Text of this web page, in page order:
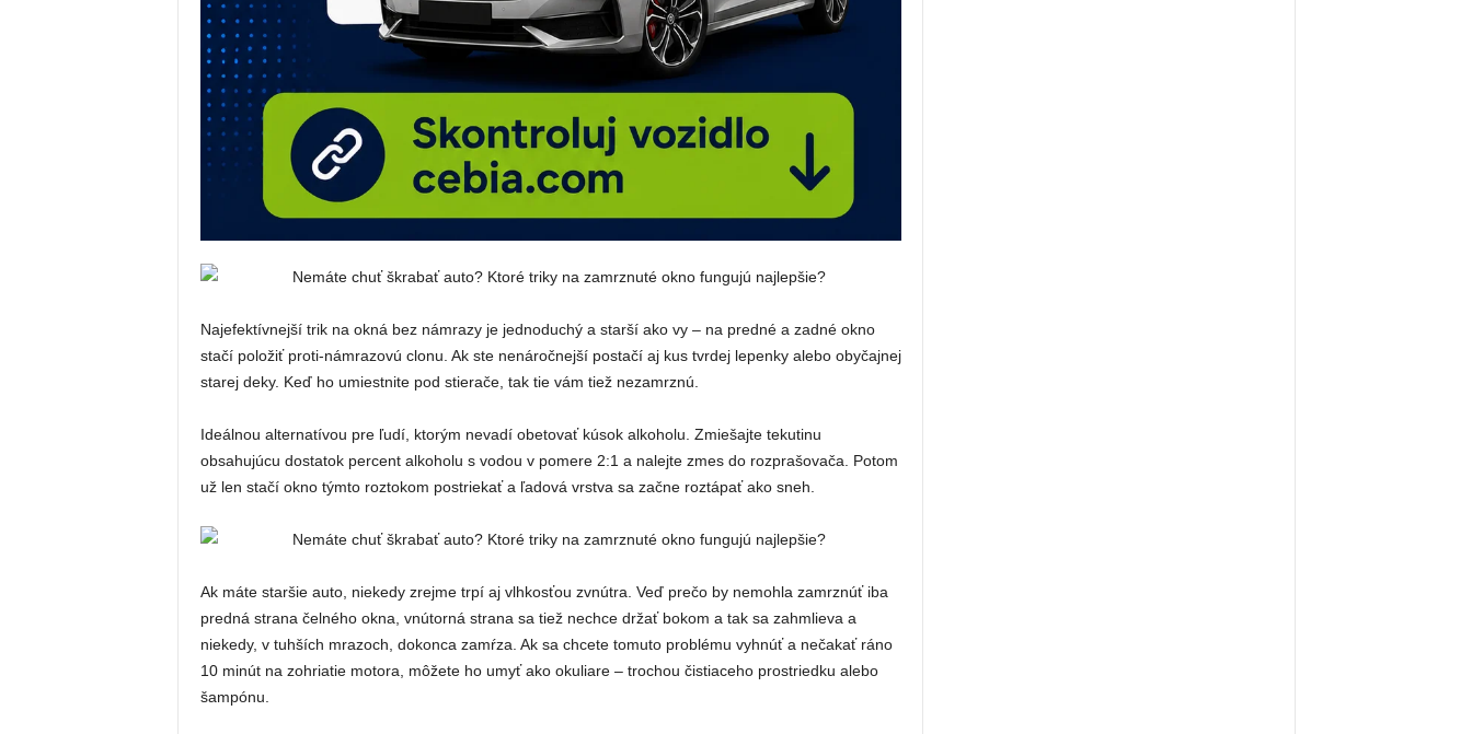
Najefektívnejší trik na okná bez námrazy je jednoduchý a starší ako vy – na predné a zadné okno
stačí položiť proti-námrazovú clonu. Ak ste nenáročnejší postačí aj kus tvrdej lepenky alebo obyčajnej
starej deky. Keď ho umiestnite pod stierače, tak tie vám tiež nezamrznú.
Ideálnou alternatívou pre ľudí, ktorým nevadí obetovať kúsok alkoholu. Zmiešajte tekutinu
obsahujúcu dostatok percent alkoholu s vodou v pomere 2:1 a nalejte zmes do rozprašovača. Potom
už len stačí okno týmto roztokom postriekať a ľadová vrstva sa začne roztápať ako sneh.
Ak máte staršie auto, niekedy zrejme trpí aj vlhkosťou zvnútra. Veď prečo by nemohla zamrznúť iba
predná strana čelného okna, vnútorná strana sa tiež nechce držať bokom a tak sa zahmlieva a
niekedy, v tuhších mrazoch, dokonca zamŕza. Ak sa chcete tomuto problému vyhnúť a nečakať ráno
10 minút na zohriatie motora, môžete ho umyť ako okuliare – trochou čistiaceho prostriedku alebo
šampónu.